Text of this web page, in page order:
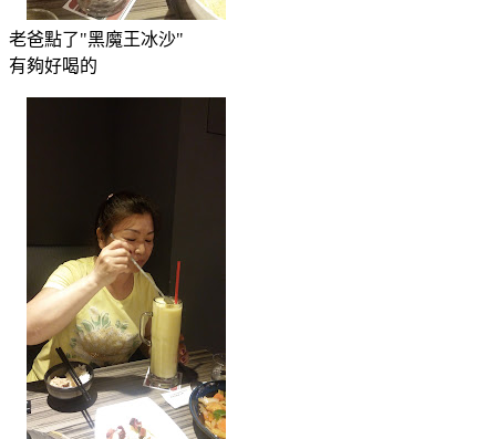
老爸點了"黑魔王冰沙"
有夠好喝的